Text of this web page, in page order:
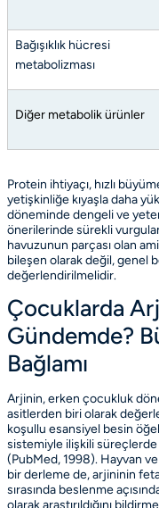
Bağışıklık hücresi
metabolizması
Diğer metabolik ürünler
Protein ihtiyaçı, hızlı
yetişkinliğe kıyaşla daha
döneminde dengeli ve
önerilerinde sürekli
havuzunun parçası olan
bileşen olarak değil, genel
değerlendirilmelidir.
Çocuklarda
Gündemde?
Bağlamı
Arjinin, erken çocukluk
asitlerden biri olarak
koşullu esansiyel besin
sistemiyle ilişkili
(PubMed, 1998). Hayvan
bir derleme de, arjininin
sırasında beslenme